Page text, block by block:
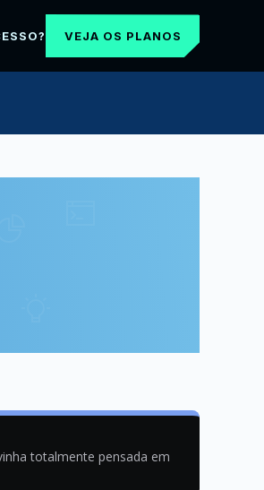
VEJA OS PLANOS
totalmente pensada em